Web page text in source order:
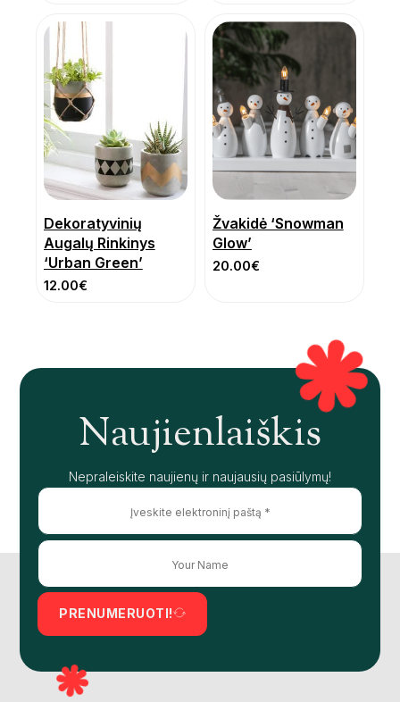
Dekoratyvinių
Augalų Rinkinys
‘Urban Green’
12.00€
Žvakidė ‘Snowman
Glow’
20.00€
Naujienlaiškis
Nepraleiskite naujienų ir naujausių pasiūlymų!
PRENUMERUOTI!